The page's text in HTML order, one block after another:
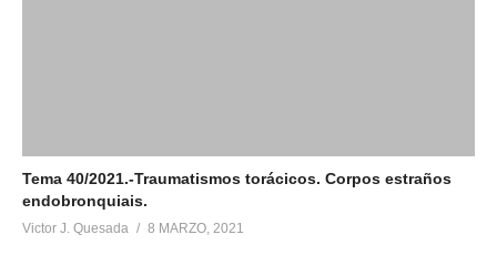
Tema 40/2021.-Traumatismos torácicos. Corpos estraños
endobronquiais.
Victor J. Quesada 8 MARZO, 2021